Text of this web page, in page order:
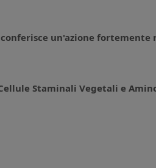
conferisce un'azione fortemente
Staminali Vegetali e